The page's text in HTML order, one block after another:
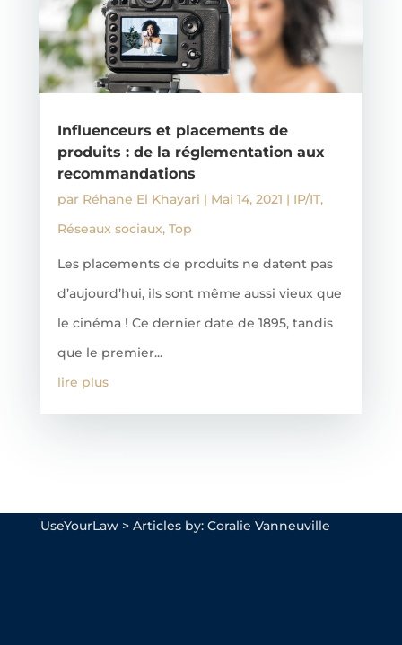
Influenceurs et placements de
produits : de la réglementation aux
recommandations
par Réhane El Khayari | Mai 14, 2021 | IP/IT,
Réseaux sociaux, Top
Les placements de produits ne datent pas
d’aujourd’hui, ils sont même aussi vieux que
le cinéma ! Ce dernier date de 1895, tandis
que le premier...
lire plus
UseYourLaw> Articles by: Coralie Vanneuville